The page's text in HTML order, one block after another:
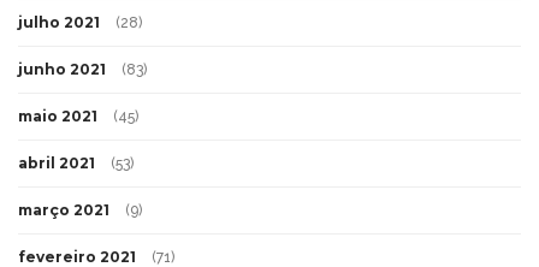
julho 2021 (28)
junho 2021 (83)
maio 2021 (45)
abril 2021 (53)
março 2021 (9)
fevereiro 2021 (71)